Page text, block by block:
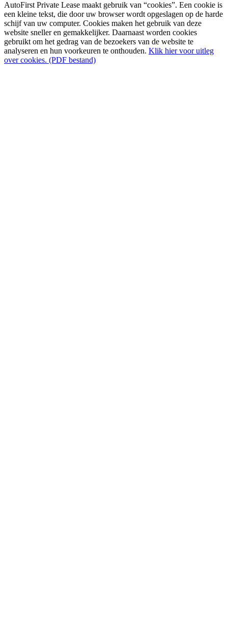
AutoFirst Private Lease maakt gebruik van “cookies”. Een cookie is
een kleine tekst, die door uw browser wordt opgeslagen op de harde
schijf van uw computer. Cookies maken het gebruik van deze
website sneller en gemakkelijker. Daarnaast worden cookies
gebruikt om het gedrag van de bezoekers van de website te
analyseren en hun voorkeuren te onthouden. Klik hier voor uitleg
over cookies. (PDF bestand)